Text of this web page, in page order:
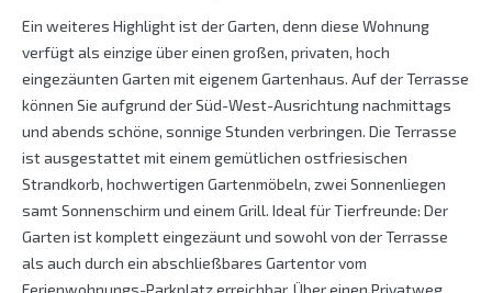
Ein weiteres Highlight ist der Garten, denn diese Wohnung
verfügt als einzige über einen großen, privaten, hoch
eingezäunten Garten mit eigenem Gartenhaus. Auf der Terrasse
können Sie aufgrund der Süd-West-Ausrichtung nachmittags
und abends schöne, sonnige Stunden verbringen. Die Terrasse
ist ausgestattet mit einem gemütlichen ostfriesischen
Strandkorb, hochwertigen Gartenmöbeln, zwei Sonnenliegen
samt Sonnenschirm und einem Grill. Ideal für Tierfreunde: Der
Garten ist komplett eingezäunt und sowohl von der Terrasse
als auch durch ein abschließbares Gartentor vom
Ferienwohnungs-Parkplatz erreichbar. Über einen Privatweg